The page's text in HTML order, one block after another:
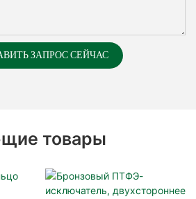
ЗАПРОС СЕЙЧАС
товары